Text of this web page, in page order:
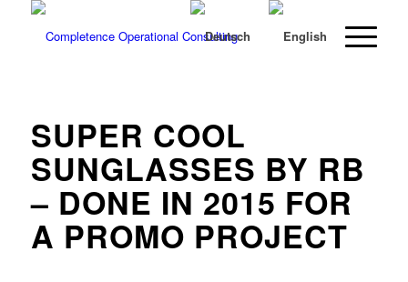
SUPER COOL
SUNGLASSES BY RB
– DONE IN 2015 FOR
A PROMO PROJECT